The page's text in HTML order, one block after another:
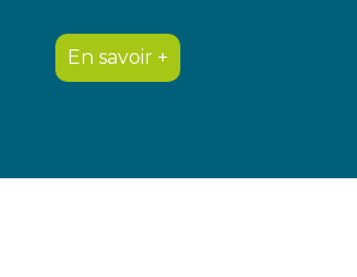
En savoir +